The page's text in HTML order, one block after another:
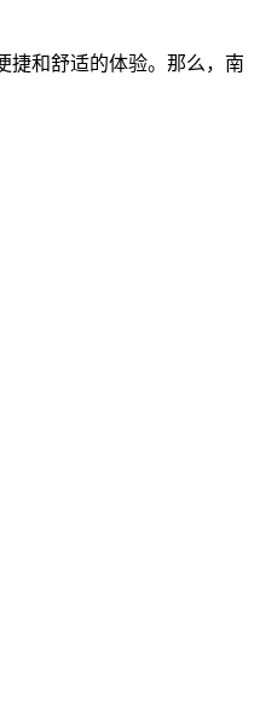
捷和舒适的体验。那么，南